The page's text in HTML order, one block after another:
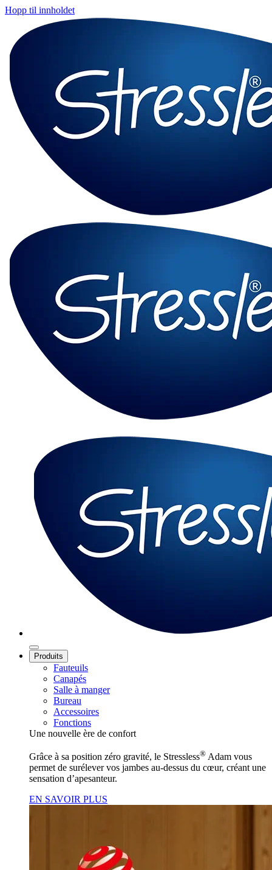
Hopp til innholdet
Produits
Fauteuils
Canapés
Salle à manger
Bureau
Accessoires
Fonctions
Une nouvelle ère de confort
Grâce à sa position zéro gravité, le Stressless® Adam vous
permet de surélever vos jambes au‑dessus du cœur, créant une
sensation d’apesanteur.
EN SAVOIR PLUS